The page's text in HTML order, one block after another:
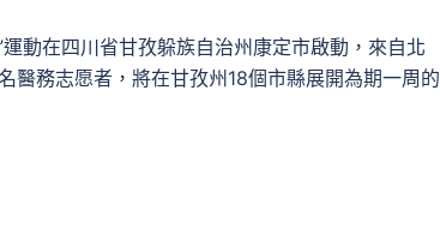
動在四川省甘孜躲族自治州康定市啟動，來自北
醫務志愿者，將在甘孜州18個市縣展開為期一周的